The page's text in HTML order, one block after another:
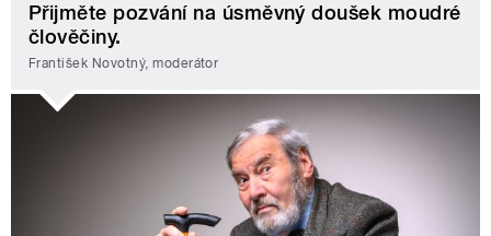
Přijměte pozvání na úsměvný doušek moudré
člověčiny.
František Novotný, moderátor